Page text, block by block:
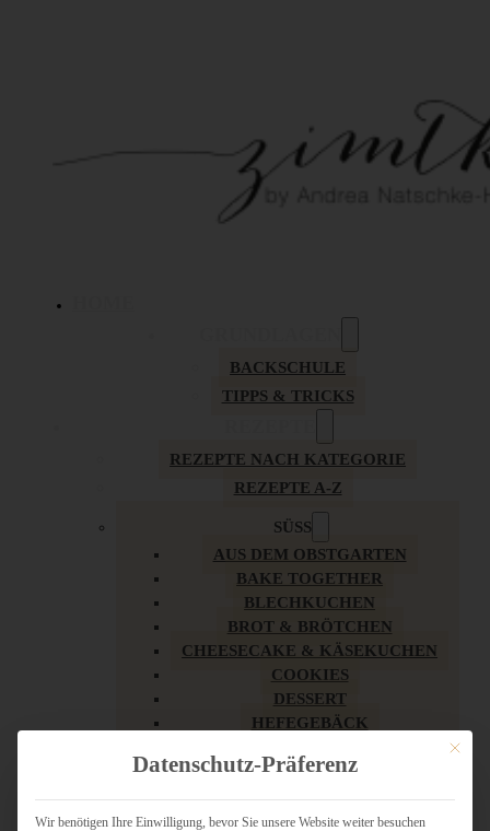
BACKSCHULE
TIPPS & TRICKS
REZEPTE NACH KATEGORIE
REZEPTE A-Z
SÜSS
AUS DEM OBSTGARTEN
BAKE TOGETHER
BLECHKUCHEN
BROT & BRÖTCHEN
CHEESECAKE & KÄSEKUCHEN
COOKIES
DESSERT
HEFEGEBÄCK
KUCHEN
LOW CARB & GESÜNDER
MY AMERICAN BAKERY
Mit
Datenschutz-Präferenz
Wir benötigen Ihre Einwilligung, bevor Sie unsere Website weiter besuchen